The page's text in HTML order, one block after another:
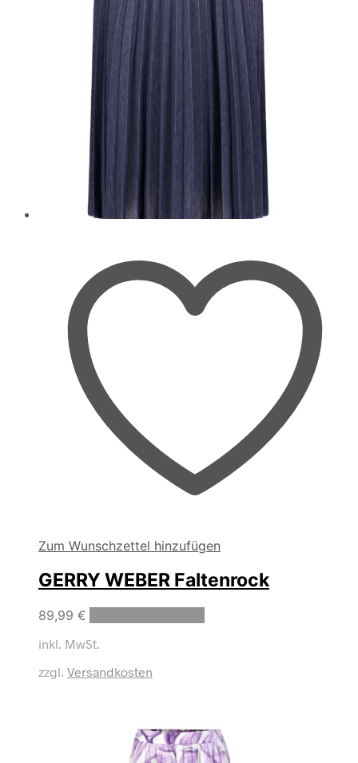
Zum Wunschzettel hinzufügen
GERRY WEBER Faltenrock
89,99 €
können
auf
inkl. MwSt.
zzgl. Versandkosten